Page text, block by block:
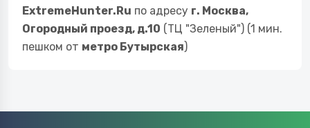
ExtremeHunter.Ru по адресу г. Москва,
Огородный проезд, д.10 (ТЦ "Зеленый") (1 мин.
пешком от метро Бутырская)